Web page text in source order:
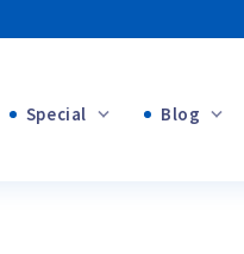
Special Blog